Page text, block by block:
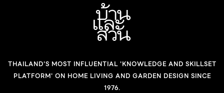
พามาดูว่าคุณเจรมัยจะทำอะไร และเลือกอะไรมาแต่งห้องใหม่
บ้าง ใครอยากทำตามขอบอกว่า มี 4 ขั้นตอน และใช้เวลาแค่
วันครึ่งช่วยกันสองคนก็เสร็จแล้ว ทาสีผนัง Step 1 ซ่อมผนัง
เศษสิ่งสกปรกที่หลุดล่อนได้ง่าย ขูดสีที่ลอกล่อนออก กรณีพื้น
ผิวมีสันนูน ให้สกัดหรือเจียรรอยตะเข็บส่วนเกินออก โป๊ จระเข้
THAILAND'S MOST INFLUENTIAL 'KNOWLEDGE AND SKILLSET
PLATFORM' ON HOME LIVING AND GARDEN DESIGN SINCE
1976.